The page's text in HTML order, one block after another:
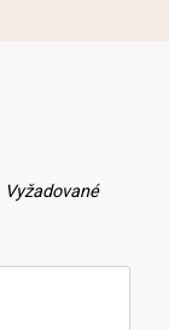
Vyžadované